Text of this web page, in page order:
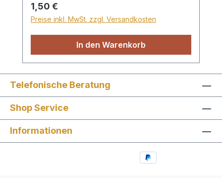
Regulärer Preis:
1,50 €
Preise inkl. MwSt. zzgl. Versandkosten
In den Warenkorb
Telefonische Beratung
Shop Service
Informationen